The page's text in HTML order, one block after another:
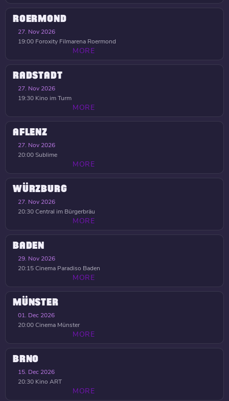
ROERMOND
27. Nov 2026
19:00 Foroxity Filmarena Roermond
MORE
RADSTADT
27. Nov 2026
19:30 Kino im Turm
MORE
AFLENZ
27. Nov 2026
20:00Sublime
MORE
WÜRZBURG
27. Nov 2026
20:30Central im Bürgerbräu
MORE
BADEN
29. Nov 2026
20:15Cinema Paradiso Baden
MORE
MÜNSTER
01. Dec 2026
20:00Cinema Münster
MORE
BRNO
15. Dec 2026
20:30 Kino ART
MORE